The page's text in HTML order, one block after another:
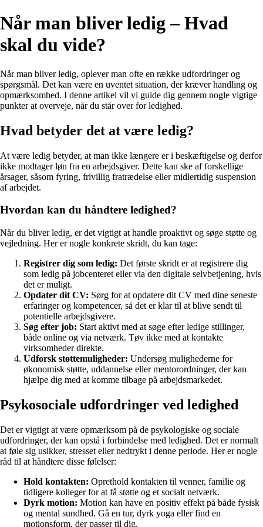
Når man bliver ledig – Hvad
skal du vide?
Når man bliver ledig, oplever man ofte en række udfordringer og
spørgsmål. Det kan være en uventet situation, der kræver handling og
opmærksomhed. I denne artikel vil vi guide dig gennem nogle vigtige
punkter at overveje, når du står over for ledighed.
Hvad betyder det at være ledig?
At være ledig betyder, at man ikke længere er i beskæftigelse og derfor
ikke modtager løn fra en arbejdsgiver. Dette kan ske af forskellige
årsager, såsom fyring, frivillig fratrædelse eller midlertidig suspension
af arbejdet.
Hvordan kan du håndtere ledighed?
Når du bliver ledig, er det vigtigt at handle proaktivt og søge støtte og
vejledning. Her er nogle konkrete skridt, du kan tage:
Registrer dig som ledig: Det første skridt er at registrere dig
som ledig på jobcenteret eller via den digitale selvbetjening, hvis
det er muligt.
Opdater dit CV: Sørg for at opdatere dit CV med dine seneste
erfaringer og kompetencer, så det er klar til at blive sendt til
potentielle arbejdsgivere.
Søg efter job: Start aktivt med at søge efter ledige stillinger,
både online og via netværk. Tøv ikke med at kontakte
virksomheder direkte.
Udforsk støttemuligheder: Undersøg mulighederne for
økonomisk støtte, uddannelse eller mentorordninger, der kan
hjælpe dig med at komme tilbage på arbejdsmarkedet.
Psykosociale udfordringer ved ledighed
Det er vigtigt at være opmærksom på de psykologiske og sociale
udfordringer, der kan opstå i forbindelse med ledighed. Det er normalt
at føle sig usikker, stresset eller nedtrykt i denne periode. Her er nogle
råd til at håndtere disse følelser:
Hold kontakten: Oprethold kontakten til venner, familie og
tidligere kolleger for at få støtte og et socialt netværk.
Dyrk motion: Motion kan have en positiv effekt på både fysisk
og mental sundhed. Gå en tur, dyrk yoga eller find en
motionsform, der passer til dig.